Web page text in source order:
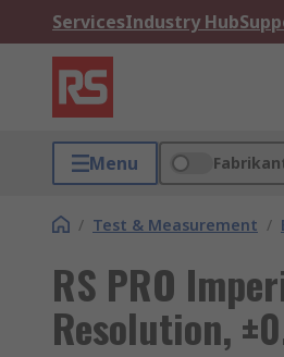
ServicesIndustry Hub
Menu
/ Test & Measurement /
RS PRO
Resolution,